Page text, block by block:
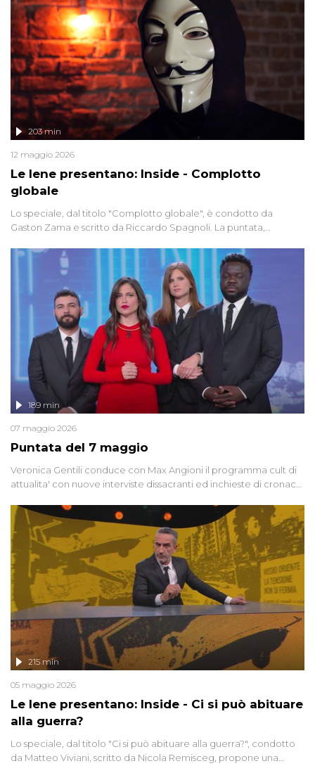
Le Iene presentano: Inside - Complotto
globale
203 min
12 maggio 2026
Lo speciale, dal titolo "Complotto globale", è condotto da
Gaston Zama e scritto da Riccardo Spagnoli. La puntata,
racconta l'universo delle narrazioni alternative, dei sospetti
globali e del complottismo che negli ultimi anni hanno invaso
social network, talk show, piazze digitali e immaginario collettivo.
Puntata del 7 maggio
189 min
07 maggio 2026
Veronica Gentili conduce con Max Angioni il programma cult di
attualita' con nuove interviste dissacranti ed inchieste di cronaca
Le Iene presentano: Inside - Ci si può abituare
alla guerra?
215 min
05 maggio 2026
Lo speciale, dal titolo "Ci si può abituare alla guerra?", condotto
da Matteo Viviani, scritto da Nicola Remisceg, propone una